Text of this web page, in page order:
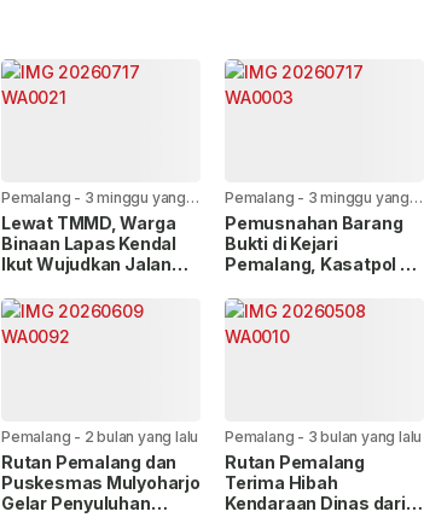
Pemalang - 3 minggu yang
lalu
Lewat TMMD, Warga
Binaan Lapas Kendal
Ikut Wujudkan Jalan
Pemalang - 3 minggu yang
lalu
Pemusnahan Barang
Bukti di Kejari
Pemalang, Kasatpol PP
Berantas Kriminalitas
Pemalang - 2 bulan yang lalu
Rutan Pemalang dan
Puskesmas Mulyoharjo
Gelar Penyuluhan
Pemalang - 3 bulan yang lalu
Rutan Pemalang
Terima Hibah
Kendaraan Dinas dari